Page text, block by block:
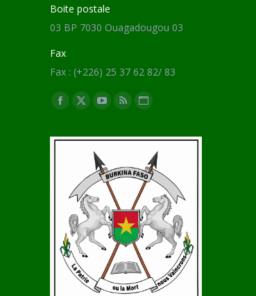
Boite postale
03 BP 7030 Ouagadougou 03
Fax
Fax : (+226) 25 37 62 82/ 83
Trouvez nous sur :
Facebook
opens
window
X
opens
new
window
YouTube
opens
in
new
window
RSS
opens
new
window
Site
page
opens
in
new
window